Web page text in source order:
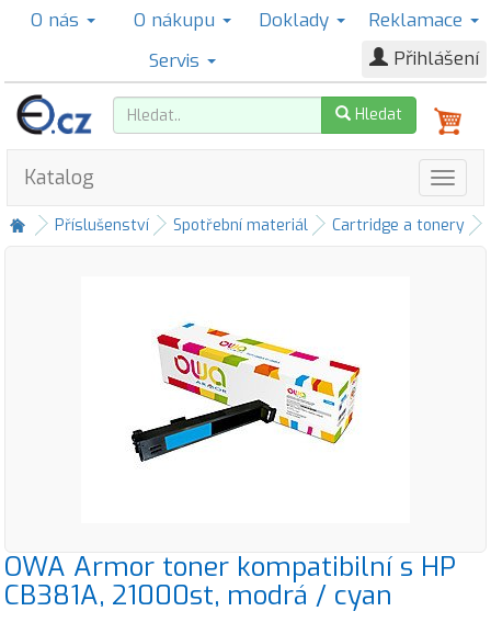
O nás O nákupu Doklady
Reklamace
Servis
Přihlášení
Hledat
Katalog
Příslušenství Spotřební materiál Cartridge a tonery
OWA Armor toner kompatibilní s HP
CB381A, 21000st, modrá / cyan